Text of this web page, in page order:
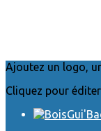
Ajoutez un logo,
Cliquez pour éditer